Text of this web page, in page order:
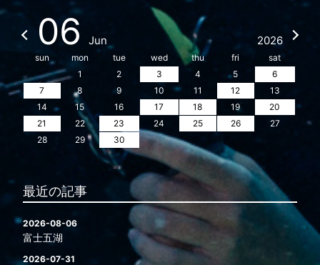
06 Jun 2026
sun mon tue wed thu fri
sat
1
2 3 4 5
6
7
8 9 10 11 12
13
14
15 16 17 18 19
20
21
22 23 24 25 26
27
28
29 30
最近の記事
2026-08-06
富士五湖
2026-07-31